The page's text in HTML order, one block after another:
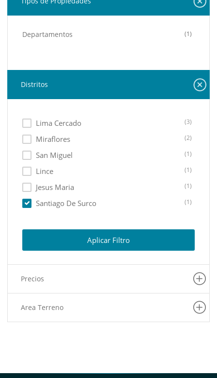
Departamentos (1)
Distritos
Lima Cercado (3)
Miraflores (2)
San Miguel (1)
Lince (1)
Jesus Maria (1)
Santiago De Surco (1)
La Victoria (1)
San Isidro (1)
Aplicar Filtro
Precios
Area Terreno